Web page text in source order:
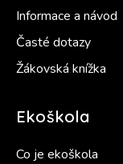
Informace a návod
Časté dotazy
Žákovská knížka
Ekoškola
Co je ekoškola